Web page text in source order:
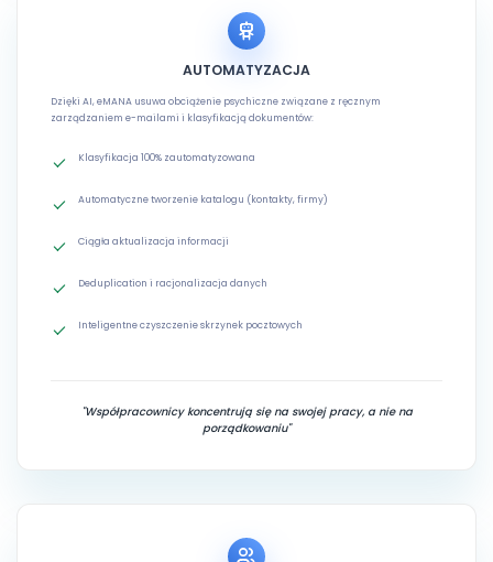
AUTOMATYZACJA
Dzięki AI, eMANA usuwa obciążenie psychiczne związane z ręcznym
zarządzaniem e-mailami i klasyfikacją dokumentów:
Klasyfikacja 100% zautomatyzowana
Automatyczne tworzenie katalogu (kontakty, firmy)
Ciągła aktualizacja informacji
Deduplication i racjonalizacja danych
Inteligentne czyszczenie skrzynek pocztowych
"Współpracownicy koncentrują się na swojej pracy, a nie na
porządkowaniu"